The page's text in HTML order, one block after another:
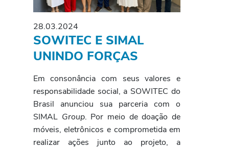
28.03.2024
SOWITEC E SIMAL
UNINDO FORÇAS
Em consonância com seus valores e
responsabilidade social, a SOWITEC do
Brasil anunciou sua parceria com o
SIMAL Group. Por meio de doação de
móveis, eletrônicos e comprometida em
realizar ações junto ao projeto, a